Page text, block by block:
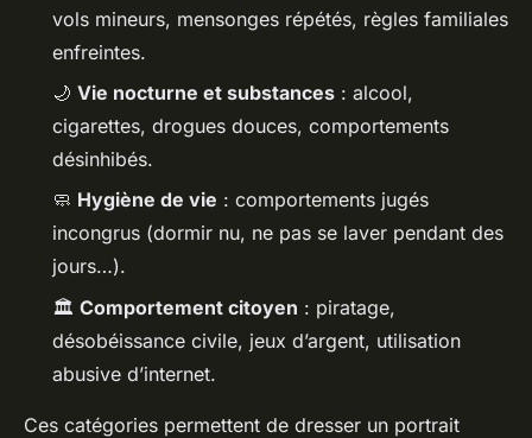
vols mineurs, mensonges répétés, règles familiales
enfreintes.
🌙 Vie nocturne et substances : alcool,
cigarettes, drogues douces, comportements
désinhibés.
🧼 Hygiène de vie : comportements jugés
incongrus (dormir nu, ne pas se laver pendant des
jours…).
🏛️ Comportement citoyen : piratage,
désobéissance civile, jeux d’argent, utilisation
abusive d’internet.
Ces catégories permettent de dresser un portrait